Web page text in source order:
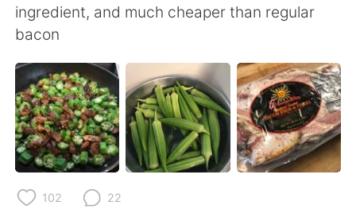
ingredient, and much cheaper than regular
bacon
102 22